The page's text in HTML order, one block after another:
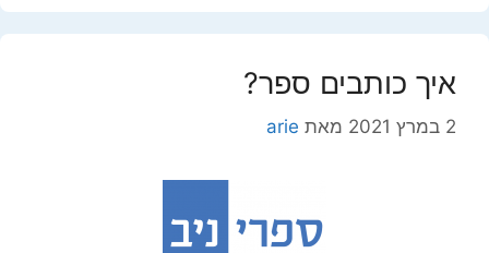
איך כותבים ספר?
2 במרץ 2021 מאת arie